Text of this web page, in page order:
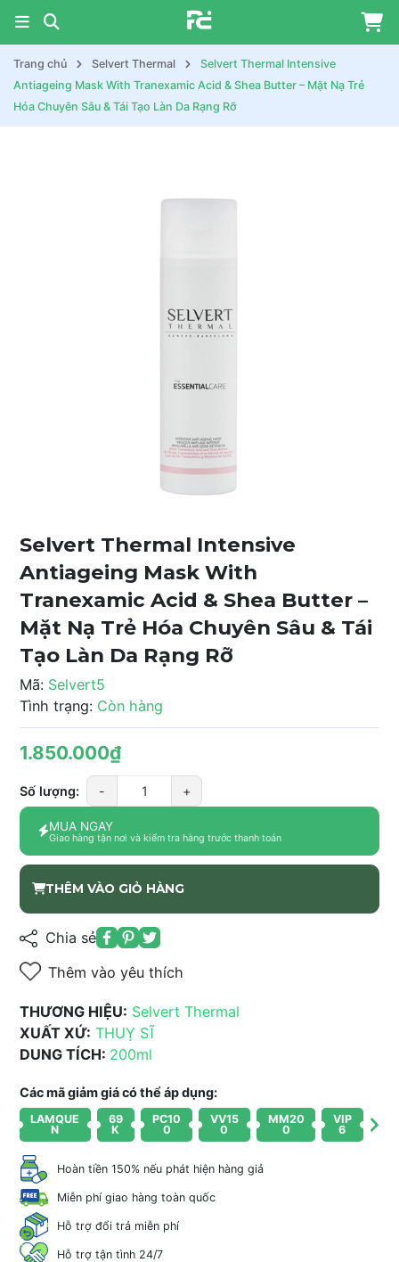
Trang chủ Selvert Thermal
Selvert Thermal Intensive
Antiageing Mask With Tranexamic Acid & Shea Butter – Mặt Nạ Trẻ
Hóa Chuyên Sâu & Tái Tạo Làn Da Rạng Rỡ
Selvert Thermal Intensive
Antiageing Mask With
Tranexamic Acid & Shea Butter –
Mặt Nạ Trẻ Hóa Chuyên Sâu & Tái
Tạo Làn Da Rạng Rỡ
Mã: Selvert5
Tình trạng: Còn hàng
1.850.000₫
Số lượng: - +
MUA NGAY
Giao hàng tận nơi và kiểm tra hàng trước thanh toán
THÊM VÀO GIỎ HÀNG
Chia sẻ
Thêm vào yêu thích
THƯƠNG HIỆU: Selvert Thermal
XUẤT XỨ: THUỴ SĨ
DUNG TÍCH: 200ml
Các mã giảm giá có thể áp dụng:
LAMQUE
N
69
K
PC10
0
VV15
0
MM20
0
VIP
6
Hoàn tiền 150% nếu phát hiện hàng giả
Miễn phí giao hàng toàn quốc
Hỗ trợ đổi trả miễn phí
Hỗ trợ tận tình 24/7